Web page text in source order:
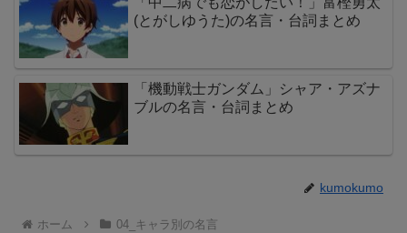
(とがしゆうた)の名言・台詞まとめ
「機動戦士ガンダム」シャア・アズナ
ブルの名言・台詞まとめ
kumokumo
ホーム 04_キャラ別の名言